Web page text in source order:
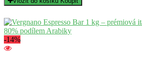
-14%